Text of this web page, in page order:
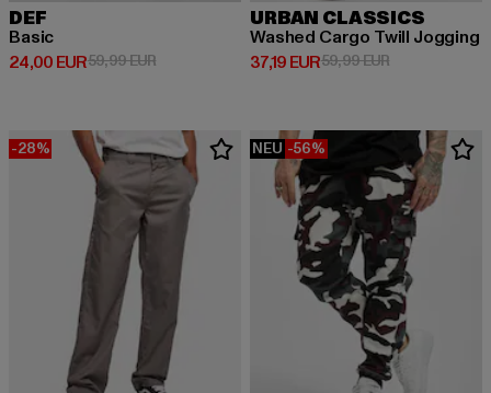
DEF
Basic
24,00 EUR
Derzeitiger Preis: 24,00 EUR
59,99 EURAktionspreis: 59,99 EUR
URBAN CLASSICS
Washed Cargo Twill Jogging
37,19 EUR
Derzeitiger Preis: 37,19 EUR
59,99 EURAktionspreis:
-28% NEU -56%